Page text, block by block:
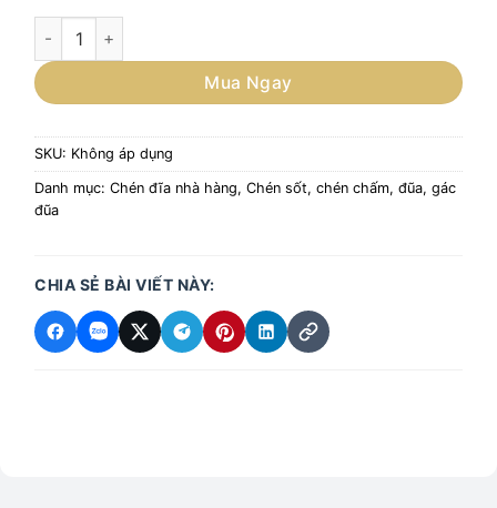
Đĩa nhỏ đựng gia vị, món tráng miệng phong cách Nhật Bản
Mua Ngay
SKU: Không áp dụng
Danh mục: Chén đĩa nhà hàng, Chén sốt, chén chấm, đũa, gác
đũa
CHIA SẺ BÀI VIẾT NÀY: